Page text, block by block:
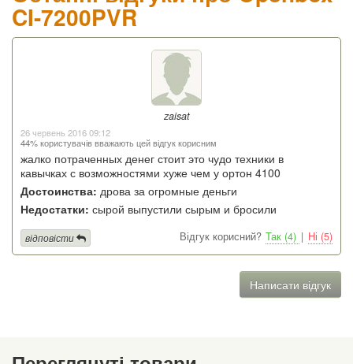
CI-7200PVR
zaisat
26 червень 2016 09:12
44% користувачів вважають цей відгук корисним
жалко потраченных денег стоит это чудо техники в
кавычках с возможностями хуже чем у ортон 4100
Достоинства: дрова за огромные деньги
Недостатки: сырой выпустили сырым и бросили
Відгук корисний? Так (4) | Ні (5)
відповісти
Написати відгук